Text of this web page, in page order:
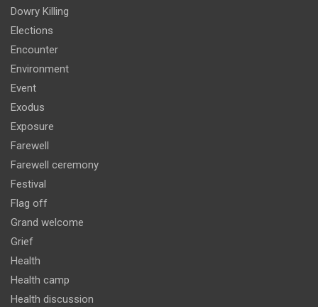
Dowry Killing
Elections
Encounter
Environment
Event
Exodus
Exposure
Farewell
Farewell ceremony
Festival
Flag off
Grand welcome
Grief
Health
Health camp
Health discussion